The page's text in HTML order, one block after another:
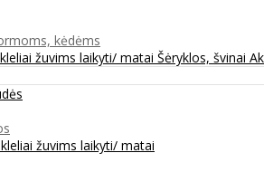
kėdėms
žuvims laikyti/ matai Šėryklos, švinai
žuvims laikyti/ matai